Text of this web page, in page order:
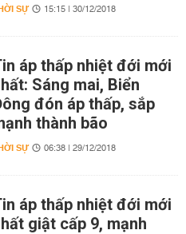
SỰ 15:15 | 30/12/2018
áp thấp nhiệt đới mới
Sáng mai, Biển
đón áp thấp, sắp
thành bão
SỰ 06:38 | 29/12/2018
áp thấp nhiệt đới mới
giật cấp 9, mạnh